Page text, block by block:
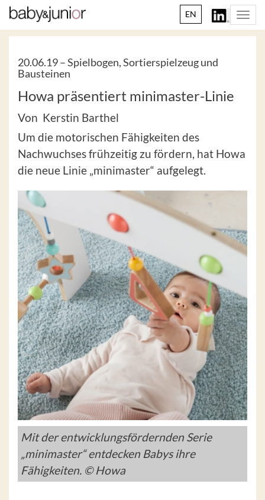
EN
20.06.19 –Spielbogen, Sortierspielzeug und
Bausteinen
Howa präsentiert minimaster-Linie
Von Kerstin Barthel
Um die motorischen Fähigkeiten des
Nachwuchses frühzeitig zu fördern, hat Howa
die neue Linie „minimaster“ aufgelegt.
Mit der entwicklungsfördernden Serie
„minimaster“ entdecken Babys ihre
Fähigkeiten. © Howa